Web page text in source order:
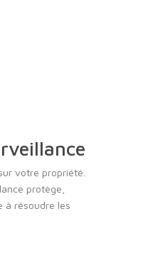
votre propriété.
protège,
à résoudre les